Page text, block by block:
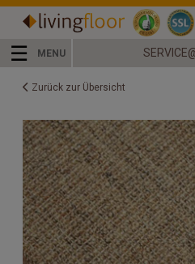
☰ MENU
Zurück zur Übersicht